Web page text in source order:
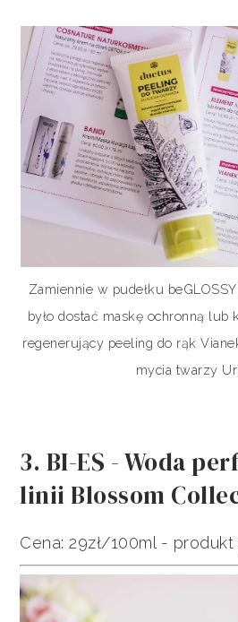
Zamiennie w pudełku
było dostać maskę ochronną lub
regenerujący peeling do rąk
mycia twarzy
3. BI-ES - Woda
linii Blossom
Cena: 29zł/100ml -